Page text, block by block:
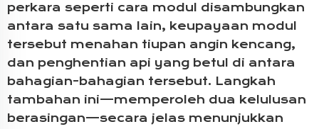
perkara seperti cara modul disambungkan
antara satu sama lain, keupayaan modul
tersebut menahan tiupan angin kencang,
dan penghentian api yang betul di antara
bahagian-bahagian tersebut. Langkah
tambahan ini—memperoleh dua kelulusan
berasingan—secara jelas menunjukkan